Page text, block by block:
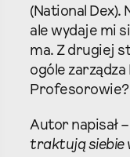
(National Dex).
ale wydaje mi
ma. Z drugiej
ogóle
Profesorowie?
Autor napisał
traktują siebie